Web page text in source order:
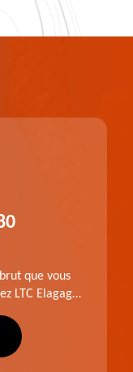
que vous
LTC Elagage
de l'art.